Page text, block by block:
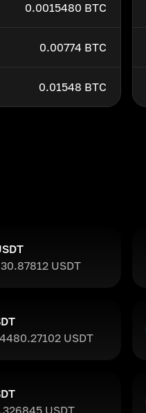
0.0015480 BTC
0.00774 BTC
0.01548 BTC
USDT
USDT
USDT